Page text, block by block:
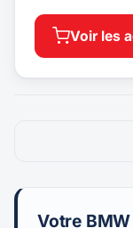
Voir les
Votre